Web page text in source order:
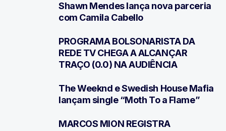
Shawn Mendes lança nova parceria
com Camila Cabello
PROGRAMA BOLSONARISTA DA
REDE TV CHEGA A ALCANÇAR
TRAÇO (0.0) NA AUDIÊNCIA
The Weeknd e Swedish House Mafia
lançam single “Moth To a Flame”
MARCOS MION REGISTRA